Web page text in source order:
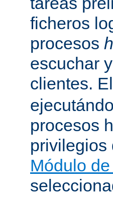
ficheros
procesos
escuchar
clientes.
procesos
privilegios
Módulo